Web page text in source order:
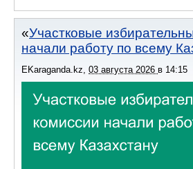
Участковые
начали работу по всему
EKaraganda.kz, 03 августа 2026 в 14:15